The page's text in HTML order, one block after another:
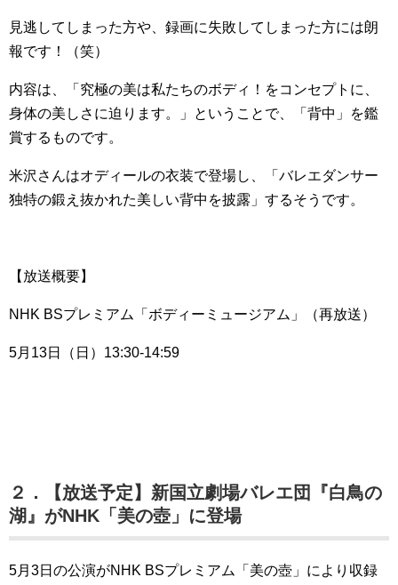
見逃してしまった方や、録画に失敗してしまった方には朗
報です！（笑）
内容は、「究極の美は私たちのボディ！をコンセプトに、
身体の美しさに迫ります。」ということで、「背中」を鑑
賞するものです。
米沢さんはオディールの衣装で登場し、「バレエダンサー
独特の鍛え抜かれた美しい背中を披露」するそうです。
【放送概要】
NHK BSプレミアム「ボディーミュージアム」（再放送）
5月13日（日）13:30-14:59
２．【放送予定】新国立劇場バレエ団『白鳥の
湖』がNHK「美の壺」に登場
5月3日の公演がNHK BSプレミアム「美の壺」により収録